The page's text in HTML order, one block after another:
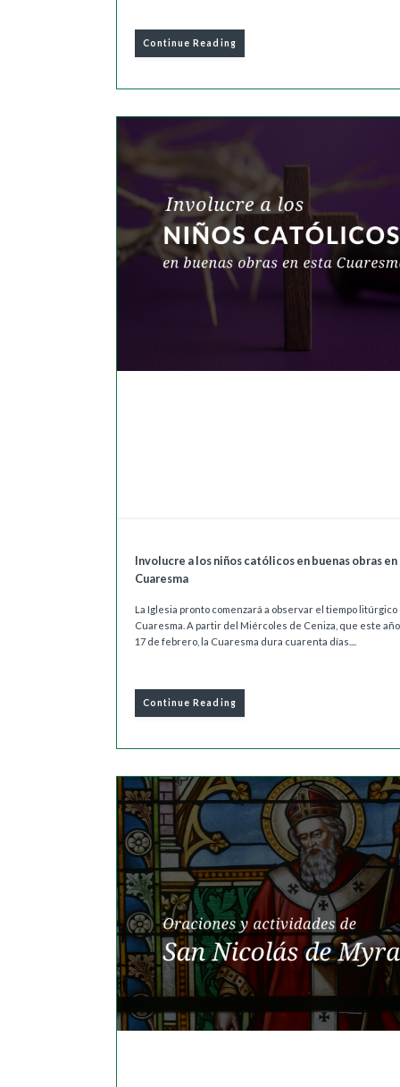
Continue Reading
Involucre a los niños católicos en buenas obras
Cuaresma
La Iglesia pronto comenzará a observar el tiempo litúrgico
Cuaresma. A partir del Miércoles de Ceniza, que este
17 de febrero, la Cuaresma dura cuarenta días....
Continue Reading